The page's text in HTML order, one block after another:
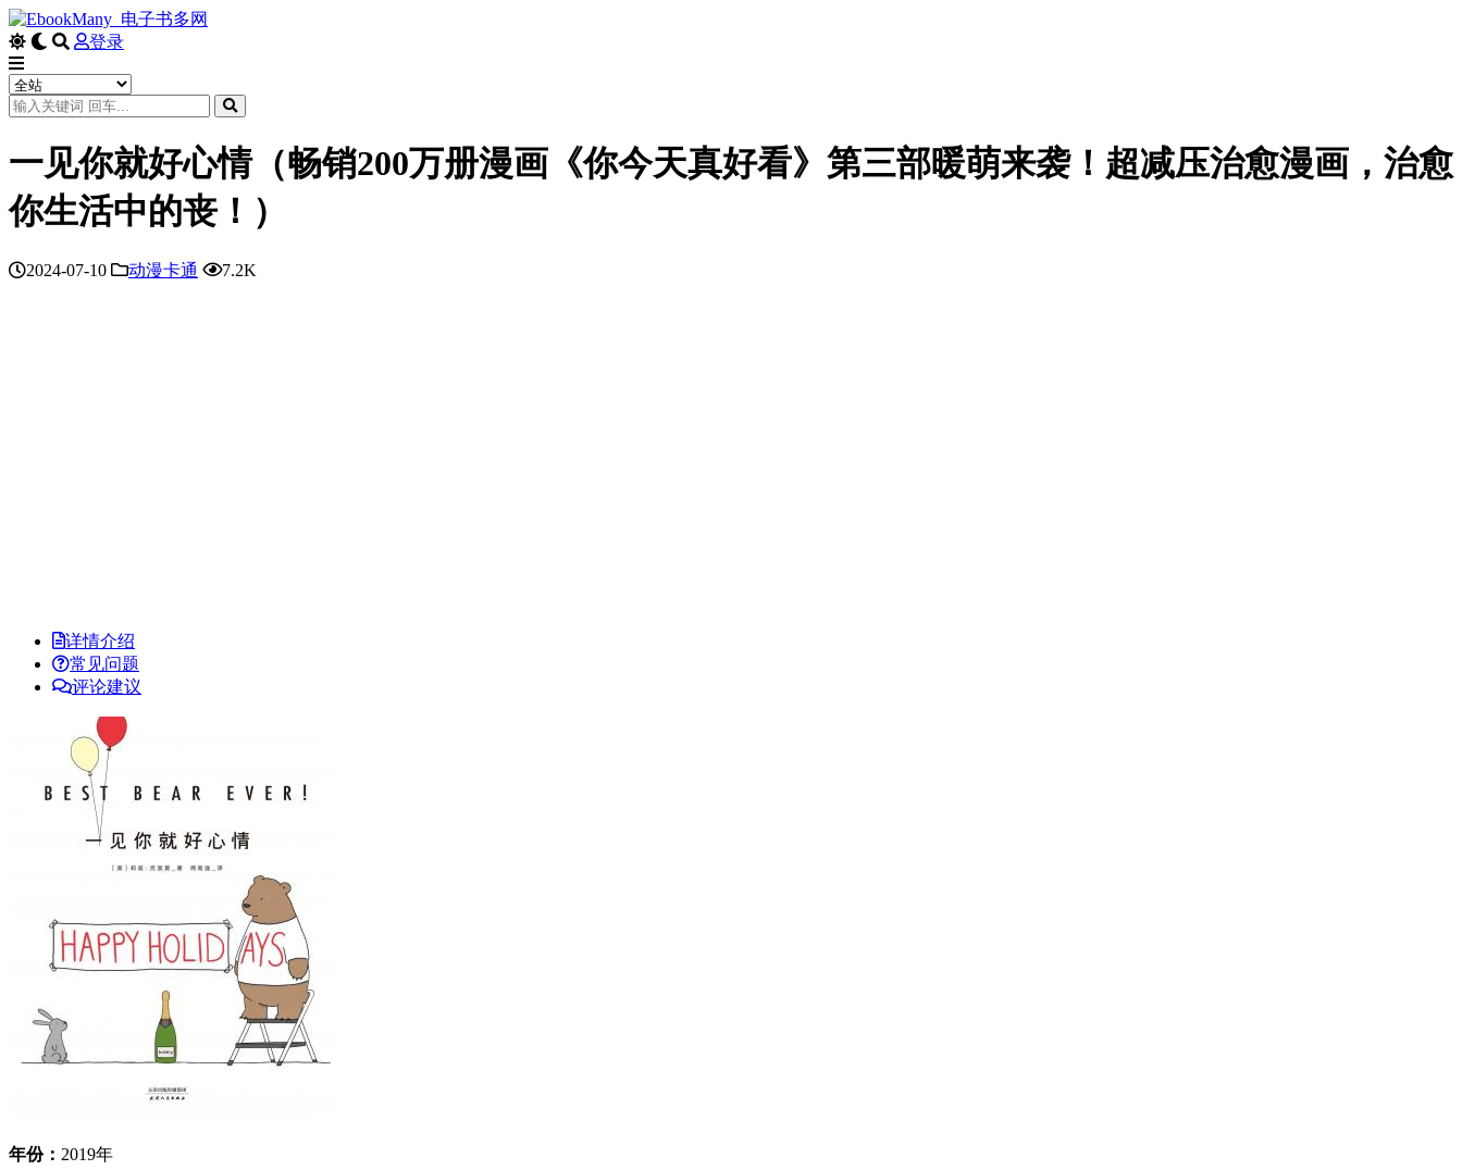
登录
一见你就好心情（畅销200万册漫画《你今天真好看》第三部暖萌来袭！超减压治愈漫画，治愈
你生活中的丧！）
2024-07-10 动漫卡通 7.2K
详情介绍
常见问题
评论建议
年份： 2019年